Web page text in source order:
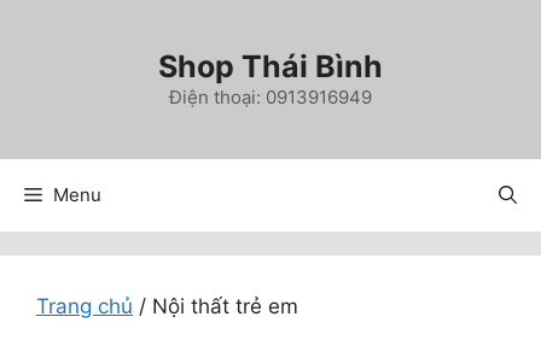
Shop Thái Bình
Điện thoại: 0913916949
Menu
Trang chủ / Nội thất trẻ em